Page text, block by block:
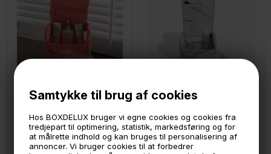
Samtykke til brug af cookies
Hos BOXDELUX bruger vi egne cookies og cookies fra
tredjepart til optimering, statistik, markedsføring og for
at målrette indhold og kan bruges til personalisering af
annoncer. Vi bruger cookies til at forbedrer
Stackers Toilettaske - Hanging, GRAPE
699,-